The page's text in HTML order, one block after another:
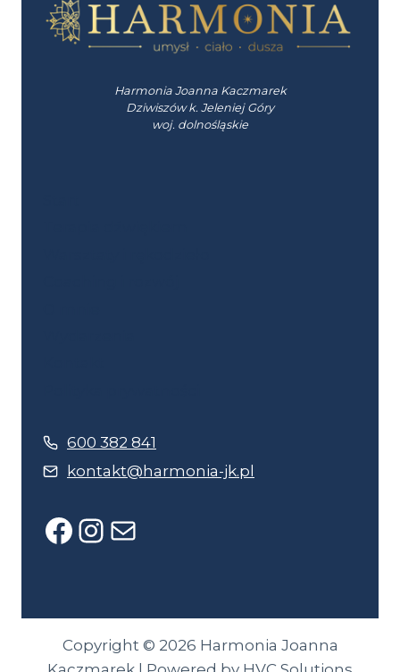
Harmonia Joanna Kaczmarek
Dziwiszów k. Jeleniej Góry
woj. dolnośląskie
600 382 841
kontakt@harmonia-jk.pl
Facebook
Instagram
Copyright © 2026 Harmonia Joanna